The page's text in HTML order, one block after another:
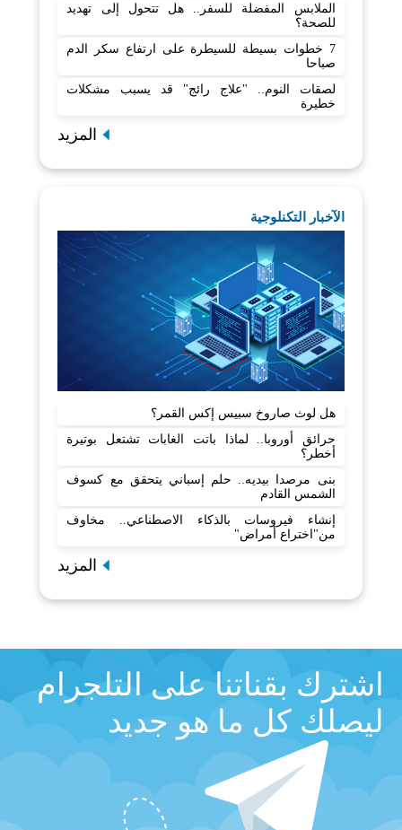
الملابس المفضلة للسفر.. هل تتحول إلى تهديد
للصحة؟
7 خطوات بسيطة للسيطرة على ارتفاع سكر الدم
صباحا
لصقات النوم.. "علاج رائج" قد يسبب مشكلات
خطيرة
المزيد
الآخبار التكنلوجية
هل لوث صاروخ سبيس إكس القمر؟
حرائق أوروبا.. لماذا باتت الغابات تشتعل بوتيرة
أخطر؟
بنى مرصدا بيديه.. حلم إسباني يتحقق مع كسوف
الشمس القادم
إنشاء فيروسات بالذكاء الاصطناعي.. مخاوف
من"اختراع أمراض"
المزيد
اشترك بقناتنا على التلجرام
ليصلك كل ما هو جديد